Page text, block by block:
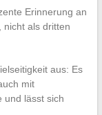
Erinnerung an
nicht als dritten
aus: Es
mit
und lässt sich